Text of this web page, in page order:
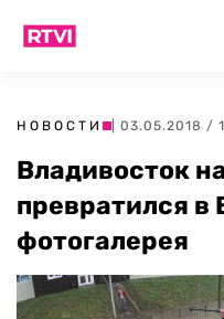
НОВОСТИ | 03.05.2018 /
Владивосток
превратился в
фотогалерея